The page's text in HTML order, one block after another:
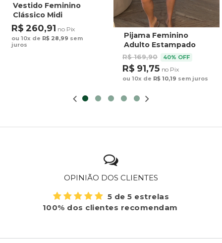
Vestido Feminino
Clássico Midi
Estampado Maxi
Arara Fundo Azul
R$ 260,91 no Pix
ou 10x de R$ 28,99 sem
juros
Pijama Feminino
Adulto Estampado
Preguiça Tucano
Fundo Marrom
R$ 169,90 40% OFF
R$ 91,75 no Pix
ou 10x de R$ 10,19 sem juros
OPINIÃO DOS CLIENTES
5 de 5 estrelas
100% dos clientes recomendam